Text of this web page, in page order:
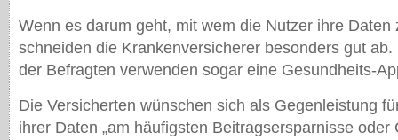
Wenn es darum geht, mit wem die Nutzer ihre Daten
schneiden die Krankenversicherer besonders gut
der Befragten verwenden sogar eine Gesundheits-
Die Versicherten wünschen sich als Gegenleistung
ihrer Daten „am häufigsten Beitragsersparnisse oder